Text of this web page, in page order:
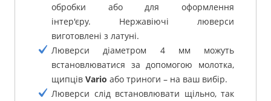
обробки або для оформлення
інтер'єру.
Нержавіючі люверси
виготовлені з латуні.
Люверси діаметром 4 мм можуть
встановлюватися за допомогою молотка,
щипців Vario або триноги – на ваш вибір.
Люверси слід встановлювати щільно, так